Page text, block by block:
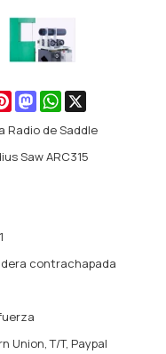
PinterestMastodonWhatsApp
Radio de Saddle
Saw ARC315
contrachapada
Union, T/T, Paypal